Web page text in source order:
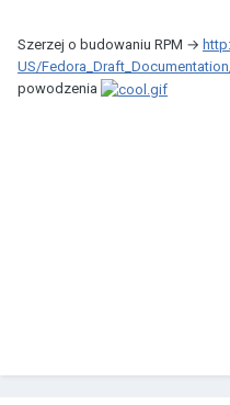
Szerzej o budowaniu RPM →
US/
powodzenia